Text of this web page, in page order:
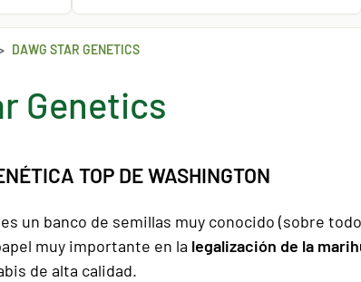
DAWG STAR GENETICS
Genetics
TOP DE WASHINGTON
un banco de semillas muy conocido (sobre
muy importante en la legalización de la
de alta calidad.